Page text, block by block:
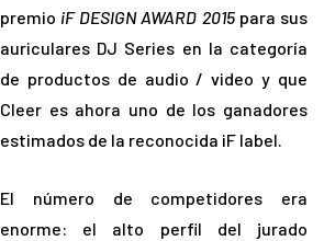
premio iF DESIGN AWARD 2015para sus
auriculares DJ Series en la categoría
de productos de audio / video y que
Cleer es ahora uno de los ganadores
estimados de la reconocida iF label.
El número de competidores era
enorme: el alto perfil del jurado